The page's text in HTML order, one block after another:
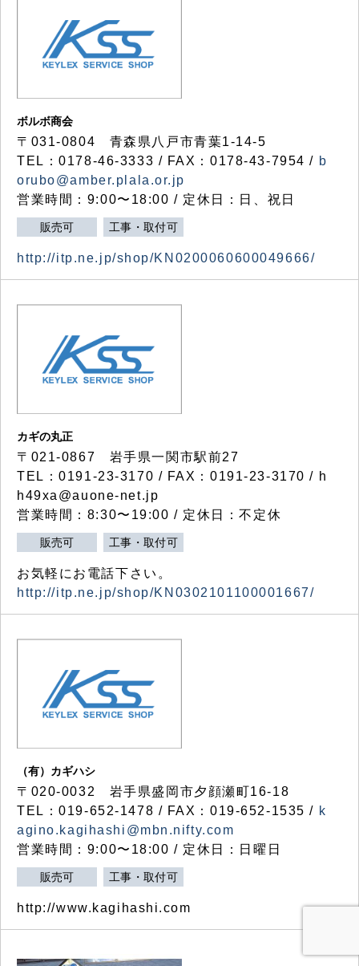
ボルボ商会
〒031-0804 青森県八戸市青葉1-14-5
TEL：0178-46-3333 / FAX：0178-43-7954 / b
orubo@amber.plala.or.jp
営業時間：9:00〜18:00 / 定休日：日、祝日
販売可 工事・取付可
http://itp.ne.jp/shop/KN0200060600049666/
カギの丸正
〒021-0867 岩手県一関市駅前27
TEL：0191-23-3170 / FAX：0191-23-3170 / h
h49xa@auone-net.jp
営業時間：8:30〜19:00 / 定休日：不定休
販売可 工事・取付可
お気軽にお電話下さい。
http://itp.ne.jp/shop/KN0302101100001667/
（有）カギハシ
〒020-0032 岩手県盛岡市夕顔瀬町16-18
TEL：019-652-1478 / FAX：019-652-1535 / k
agino.kagihashi@mbn.nifty.com
営業時間：9:00〜18:00 / 定休日：日曜日
販売可 工事・取付可
http://www.kagihashi.com